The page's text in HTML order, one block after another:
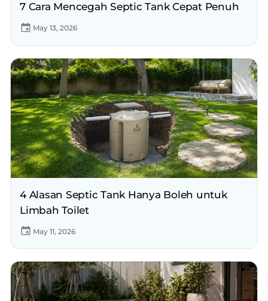
7 Cara Mencegah Septic Tank Cepat Penuh
May 13, 2026
4 Alasan Septic Tank Hanya Boleh untuk
Limbah Toilet
May 11, 2026